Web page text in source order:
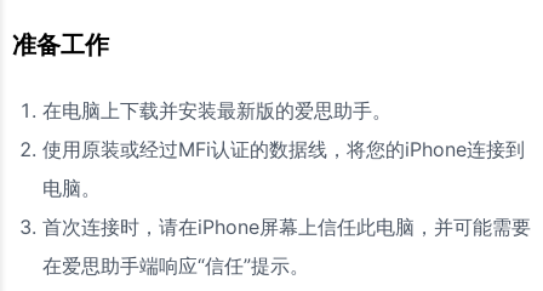
准备工作
在电脑上下载并安装最新版的爱思助手。
使用原装或经过MFi认证的数据线，将您的iPhone连接到
电脑。
首次连接时，请在iPhone屏幕上信任此电脑，并可能需要
在爱思助手端响应“信任”提示。